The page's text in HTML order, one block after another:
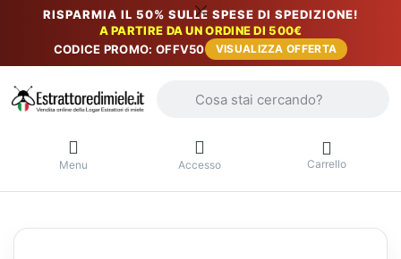
RISPARMIA IL 50% SULLE SPESE DI SPEDIZIONE!
A PARTIRE DA UN ORDINE DI 500€
CODICE PROMO: OFFV50
VISUALIZZA OFFERTA
Menu Accesso Carrello